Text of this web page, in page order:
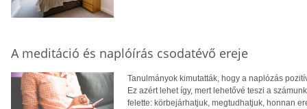
A meditáció és naplóírás csodatévő ereje
Tanulmányok kimutatták, hogy a naplózás
Ez azért lehet így, mert lehetővé teszi a
felette: körbejárhatjuk, megtudhatjuk, honnan